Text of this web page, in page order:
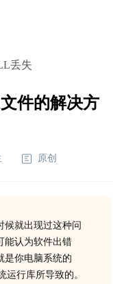
丢失
件的解决方
原创
候就出现过这种问
能认为软件出错
是你电脑系统的
运行库所导致的。